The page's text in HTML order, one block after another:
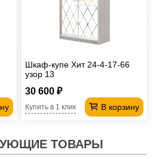
Шкаф-купе Хит 24-4-17-66
узор 13
30 600 ₽
В корзину
Купить в 1 клик
ТОВАРЫ